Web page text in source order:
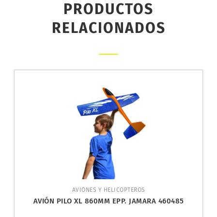
PRODUCTOS
RELACIONADOS
AVIONES Y HELICOPTEROS
AVIÓN PILO XL 860MM EPP. JAMARA 460485